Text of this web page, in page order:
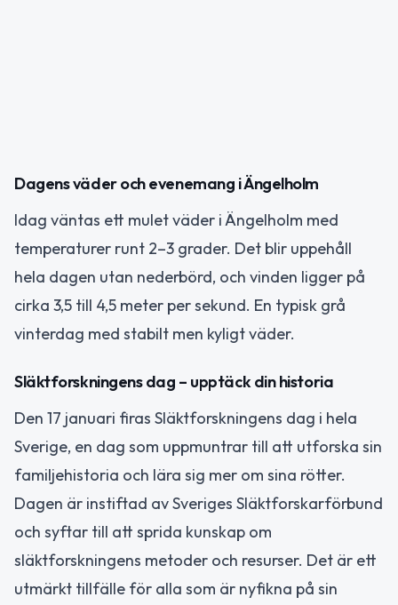
Dagens väder och evenemang i Ängelholm
Idag väntas ett mulet väder i Ängelholm med
temperaturer runt 2–3 grader. Det blir uppehåll
hela dagen utan nederbörd, och vinden ligger på
cirka 3,5 till 4,5 meter per sekund. En typisk grå
vinterdag med stabilt men kyligt väder.
Släktforskningens dag – upptäck din historia
Den 17 januari firas Släktforskningens dag i hela
Sverige, en dag som uppmuntrar till att utforska sin
familjehistoria och lära sig mer om sina rötter.
Dagen är instiftad av Sveriges Släktforskarförbund
och syftar till att sprida kunskap om
släktforskningens metoder och resurser. Det är ett
utmärkt tillfälle för alla som är nyfikna på sin